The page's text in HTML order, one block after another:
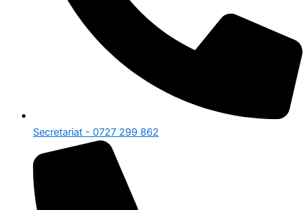
Secretariat - 0727 299 862